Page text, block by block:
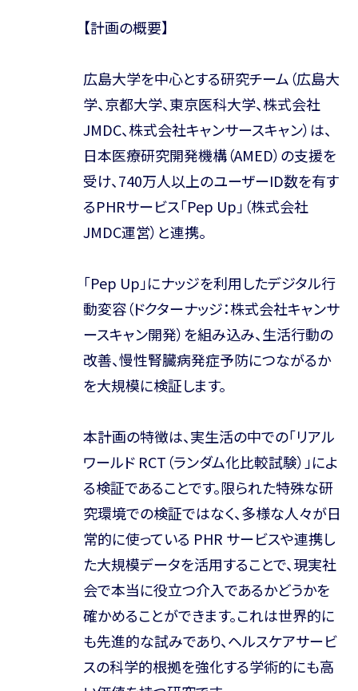
【計画の概要】
広島大学を中心とする研究チーム（広島大
学、京都大学、東京医科大学、株式会社
JMDC、株式会社キャンサースキャン）は、
日本医療研究開発機構（AMED）の支援を
受け、740万人以上のユーザーID数を有す
るPHRサービス「Pep Up」（株式会社
JMDC運営）と連携。
「Pep Up」にナッジを利用したデジタル行
動変容（ドクターナッジ：株式会社キャンサ
ースキャン開発）を組み込み、生活行動の
改善、慢性腎臓病発症予防につながるか
を大規模に検証します。
本計画の特徴は、実生活の中での「リアル
ワールド RCT（ランダム化比較試験）」によ
る検証であることです。限られた特殊な研
究環境での検証ではなく、多様な人々が日
常的に使っている PHR サービスや連携し
た大規模データを活用することで、現実社
会で本当に役立つ介入であるかどうかを
確かめることができます。これは世界的に
も先進的な試みであり、ヘルスケアサービ
スの科学的根拠を強化する学術的にも高